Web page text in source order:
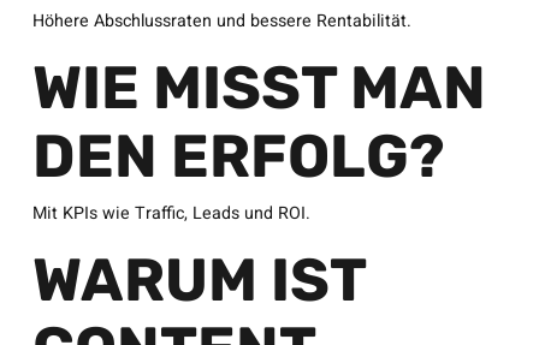
Höhere Abschlussraten und bessere Rentabilität.
WIE MISST MAN
DEN ERFOLG?
Mit KPIs wie Traffic, Leads und ROI.
WARUM IST